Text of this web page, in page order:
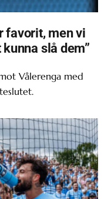
favorit, men vi
slå dem”
Vålerenga med